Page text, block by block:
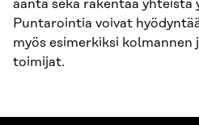
ääntä sekä rakentaa yhteistä
Puntarointia voivat
myös esimerkiksi kolmannen
toimijat.